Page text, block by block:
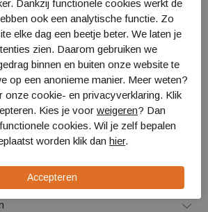
20% Polyamide, 3% Elastaan
3% Elastaan
Rise
zakken
dankzij 2-weg stretch
uit, bij twijfel kies een maat groter
Dankzij functionele cookies werkt de
ook een analytische functie. Zo
elke dag een beetje beter. We laten je
zien. Daarom gebruiken we
binnen en buiten onze website te
op een anonieme manier. Meer weten?
onze cookie- en privacyverklaring. Klik
Kies je voor weigeren? Dan
cookies. Wil je zelf bepalen
worden klik dan hier.